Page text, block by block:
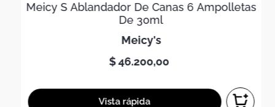
Meicy S Ablandador De Canas 6 Ampolletas
De 30ml
meicy's
$46.200,00